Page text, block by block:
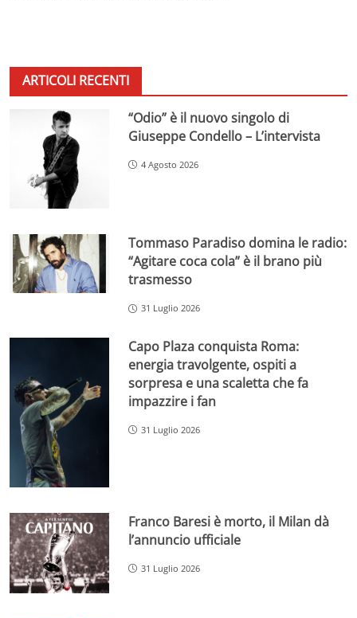
ARTICOLI RECENTI
“Odio” è il nuovo singolo di
Giuseppe Condello – L’intervista
4 Agosto 2026
Tommaso Paradiso domina le radio:
“Agitare coca cola” è il brano più
trasmesso
31 Luglio 2026
Capo Plaza conquista Roma:
energia travolgente, ospiti a
sorpresa e una scaletta che fa
impazzire i fan
31 Luglio 2026
Franco Baresi è morto, il Milan dà
l’annuncio ufficiale
31 Luglio 2026